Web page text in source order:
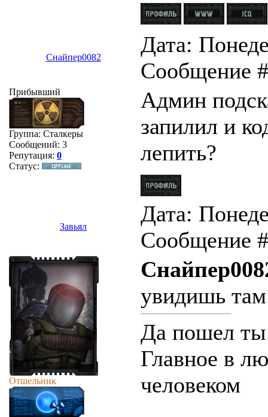
Снайпер0082
Дата:
Сообщение
Прибывший
Группа: Сталкеры
Сообщений: 3
Репутация: 0
Статус:
Админ
запилил и
лепить?
Завьял
Дата:
Сообщение
Отшельник
увидишь
Да пошел
Главное в
человеком